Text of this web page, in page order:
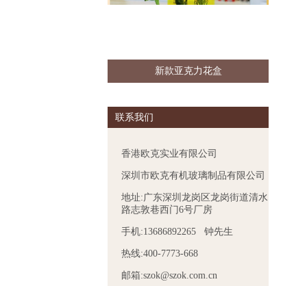
新款亚克力花盒
联系我们
香港欧克实业有限公司
深圳市欧克有机玻璃制品有限公司
地址:广东深圳龙岗区龙岗街道清水
路志敦巷西门6号厂房
手机:13686892265 钟先生
热线:400-7773-668
邮箱:szok@szok.com.cn